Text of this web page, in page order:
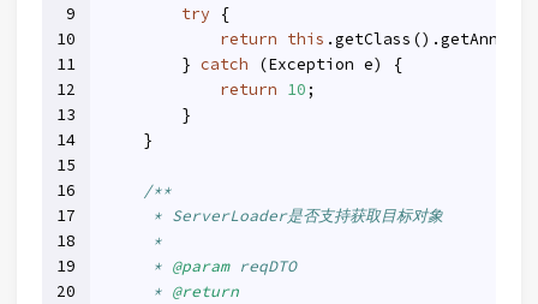
9
10
11
12
13
14
15
16
17
18
19
20
try {
return this
        }
catch (Exception e) {
return 10 ;
        }
    }
/**
     * ServerLoader是否支持获取目标对象
     *
     *
@param reqDTO
     *
@return